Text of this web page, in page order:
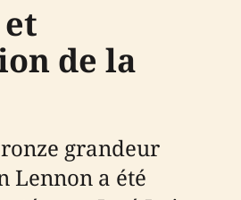
de la
grandeur
Lennon a été